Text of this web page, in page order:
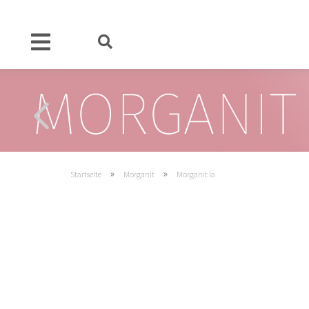
Startseite » Morganit » Morganit Ia